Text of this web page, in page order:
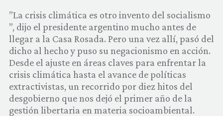
PRODUCTOS
COMUNIDAD
QUIÉNES SOMOS
​”La crisis climática es otro invento del socialismo​
”, dijo el presidente argentino mucho antes de
llegar a la Casa Rosada. Pero una vez allí, pasó del
dicho al hecho y puso su negacionismo​ en acción.
Desde el ajuste en áreas claves para enfrentar la
crisis climática hasta el avance de políticas
extractivistas, un recorrido por​ ​diez hitos del ​
desgobierno que nos dejó el primer año de la
gestión libertaria​ en materia socioambiental.